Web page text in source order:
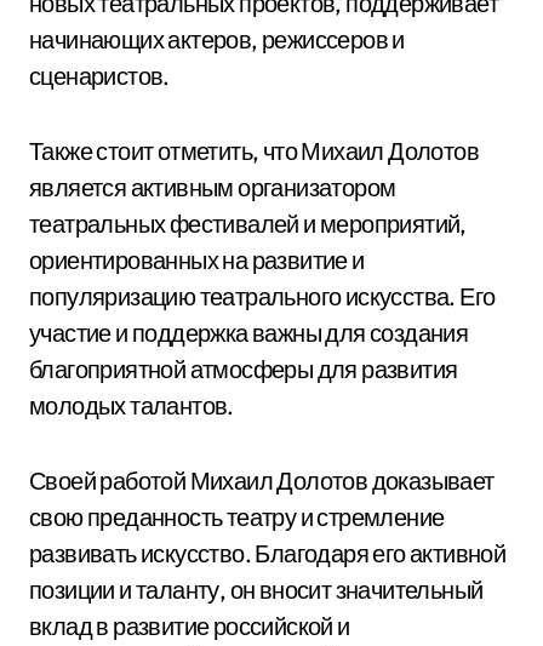
начинающих актеров, режиссеров и
сценаристов.
Также стоит отметить, что Михаил Долотов
является активным организатором
театральных фестивалей и мероприятий,
ориентированных на развитие и
популяризацию театрального искусства. Его
участие и поддержка важны для создания
благоприятной атмосферы для развития
молодых талантов.
Своей работой Михаил Долотов доказывает
свою преданность театру и стремление
развивать искусство. Благодаря его активной
позиции и таланту, он вносит значительный
вклад в развитие российской и